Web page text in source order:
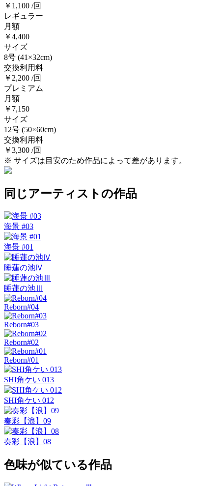
￥1,100 /回
レギュラー
月額
￥4,400
サイズ
8号 (41×32cm)
交換利用料
￥2,200 /回
プレミアム
月額
￥7,150
サイズ
12号 (50×60cm)
交換利用料
￥3,300 /回
※ サイズは目安のため作品によって差があります。
同じアーティストの作品
海景 #03
海景 #01
睡蓮の池Ⅳ
睡蓮の池Ⅲ
Reborn#04
Reborn#03
Reborn#02
Reborn#01
SHI角ケい 013
SHI角ケい 012
奏彩【浪】09
奏彩【浪】08
色味が似ている作品